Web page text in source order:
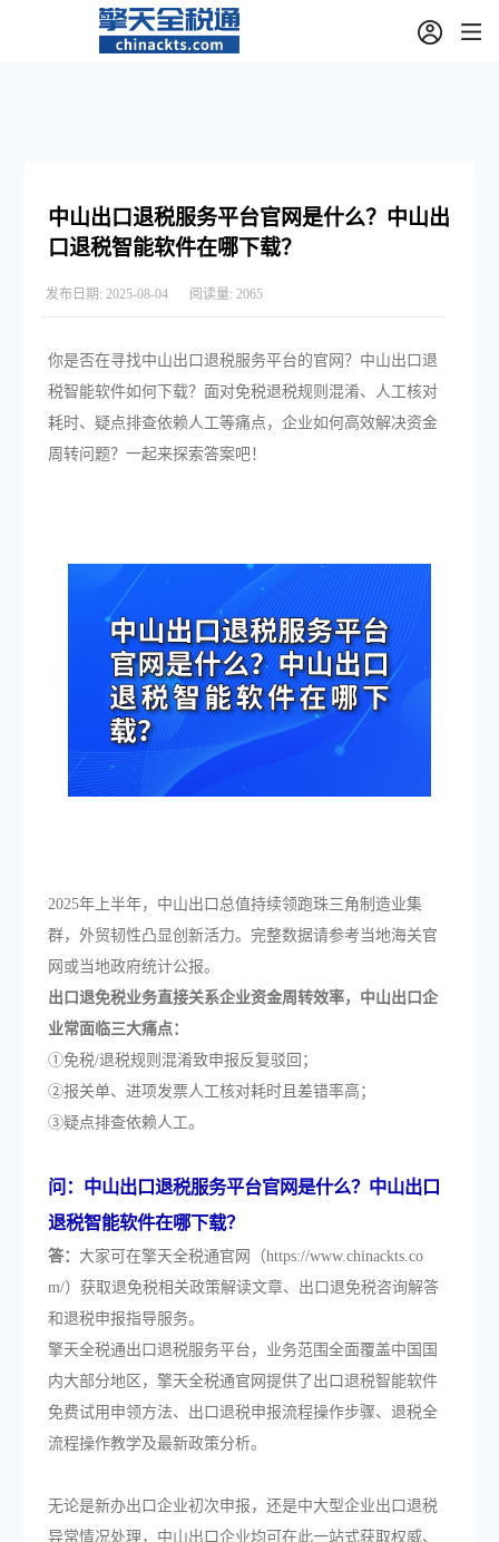
中山出口退税服务平台官网是什么？中山出
口退税智能软件在哪下载？
发布日期: 2025-08-04 阅读量: 2065
你是否在寻找中山出口退税服务平台的官网？中山出口退
税智能软件如何下载？面对免税退税规则混淆、人工核对
耗时、疑点排查依赖人工等痛点，企业如何高效解决资金
周转问题？一起来探索答案吧！
2025年上半年，中山出口总值持续领跑珠三角制造业集
群，外贸韧性凸显创新活力。完整数据请参考当地海关官
网或当地政府统计公报。
出口退免税业务直接关系企业资金周转效率，中山出口企
业常面临三大痛点：
①免税/退税规则混淆致申报反复驳回；
②报关单、进项发票人工核对耗时且差错率高；
③疑点排查依赖人工。
问：中山出口退税服务平台官网是什么？中山出口
退税智能软件在哪下载？
答： 大家可在擎天全税通官网（https://www.chinackts.co
m/）获取退免税相关政策解读文章、出口退免税咨询解答
和退税申报指导服务。
擎天全税通出口退税服务平台，业务范围全面覆盖中国国
内大部分地区，擎天全税通官网提供了出口退税智能软件
免费试用申领方法、出口退税申报流程操作步骤、退税全
流程操作教学及最新政策分析。
无论是新办出口企业初次申报，还是中大型企业出口退税
异常情况处理，中山出口企业均可在此一站式获取权威、